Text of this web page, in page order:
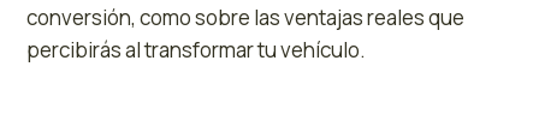
conversión, como sobre las ventajas reales que
percibirás al transformar tu vehículo.